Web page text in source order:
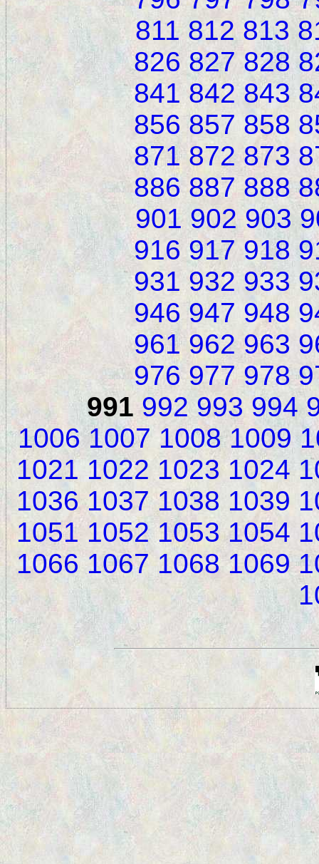
811 812 813
826 827 828
841 842 843
856 857 858
871 872 873
886 887 888
901 902 903
916 917 918
931 932 933
946 947 948
961 962 963
976 977 978
991 992 993 994
1006 1007 1008 1009
1021 1022 1023 1024
1036 1037 1038 1039
1051 1052 1053 1054
1066 1067 1068 1069